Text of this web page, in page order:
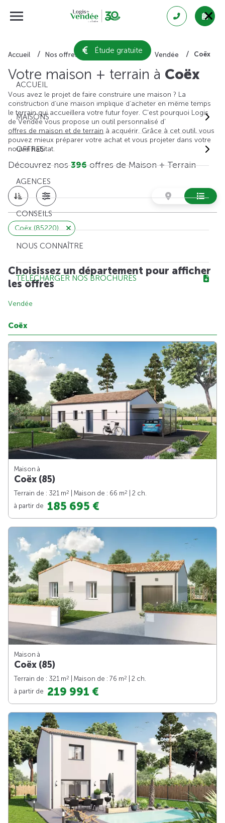
Étude gratuite
ACCUEIL
MAISONS
OFFRES
AGENCES
CONSEILS
NOUS CONNAÎTRE
TÉLÉCHARGER NOS BROCHURES
Accueil Nos offres de maison + terrain Vendée Coëx
Votre maison + terrain à Coëx
Vous avez le projet de faire construire une maison ? La
construction d'une maison implique d'acheter en même temps
le terrain qui accueillera votre futur foyer. C'est pourquoi Logis
de Vendée vous propose un outil personnalisé d'
offres de maison et de terrain à acquérir. Grâce à cet outil, vous
pouvez mieux préparer votre achat et vous projeter dans votre
nouvel habitat.
Découvrez nos396offres de Maison + Terrain
Coëx (85220)
Choisissez un département pour afficher
les offres
Vendée
Coëx
Maison à
Coëx (85)
Terrain de : 321 m2 | Maison de : 66 m2
| 2 ch.
à partir de 185 695 €
Maison à
Coëx (85)
Terrain de : 321 m2 | Maison de : 76 m2
| 2 ch.
à partir de 219 991 €